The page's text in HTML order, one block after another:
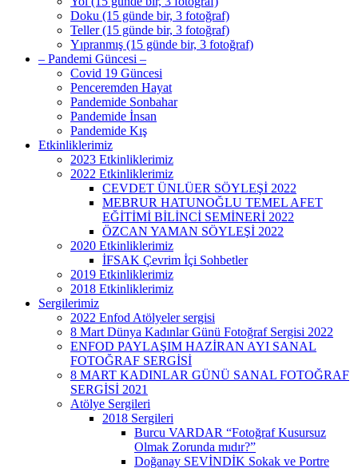
Doku (15 günde bir, 3 fotoğraf)
Teller (15 günde bir, 3 fotoğraf)
Yıpranmış (15 günde bir, 3 fotoğraf)
– Pandemi Güncesi –
Covid 19 Güncesi
Penceremden Hayat
Pandemide Sonbahar
Pandemide İnsan
Pandemide Kış
Etkinliklerimiz
2023 Etkinliklerimiz
2022 Etkinliklerimiz
CEVDET ÜNLÜER SÖYLEŞİ 2022
MEBRUR HATUNOĞLU TEMEL AFET
EĞİTİMİ BİLİNCİ SEMİNERİ 2022
ÖZCAN YAMAN SÖYLEŞİ 2022
2020 Etkinliklerimiz
İFSAK Çevrim İçi Sohbetler
2019 Etkinliklerimiz
2018 Etkinliklerimiz
Sergilerimiz
2022 Enfod Atölyeler sergisi
8 Mart Dünya Kadınlar Günü Fotoğraf Sergisi 2022
ENFOD PAYLAŞIM HAZİRAN AYI SANAL
FOTOĞRAF SERGİSİ
8 MART KADINLAR GÜNÜ SANAL FOTOĞRAF
SERGİSİ 2021
Atölye Sergileri
2018 Sergileri
Burcu VARDAR “Fotoğraf Kusursuz
Olmak Zorunda mıdır?”
Doğanay SEVİNDİK Sokak ve Portre